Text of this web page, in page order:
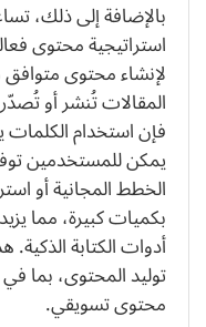
بالإضافة إلى ذلك،
استراتيجية محتوى
لإنشاء محتوى
المقالات تُنشر أو
فإن استخدام
يمكن للمستخدمين
الخطط المجانية أو
بكميات كبيرة، مما
أدوات الكتابة
توليد المحتوى، بما
محتوى تسويقي.